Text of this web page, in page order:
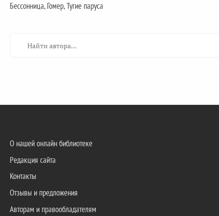
Бессонница, Гомер, Тугие паруса
О нашей онлайн библиотеке
Редакция сайта
Контакты
Отзывы и предложения
Авторам и правообладателям